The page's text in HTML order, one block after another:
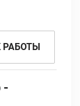
РАБОТЫ
-